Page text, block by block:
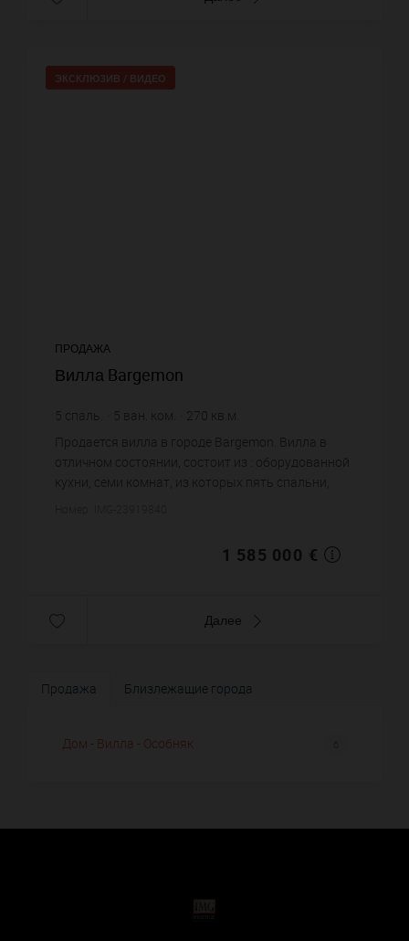
ЭКСКЛЮЗИВ / ВИДЕО
ПРОДАЖА
Вилла Bargemon
5 спаль. 5 ван. ком. 270 кв.м.
5 870,37 € цена за кв.м.
Продается вилла в городе Bargemon. Вилла в
отличном состоянии, состоит из : оборудованной
кухни, семи комнат, из которых пять спальни,
1 585 000 €
Далее
Продажа Близлежащие города
Дом - Вилла - Особняк